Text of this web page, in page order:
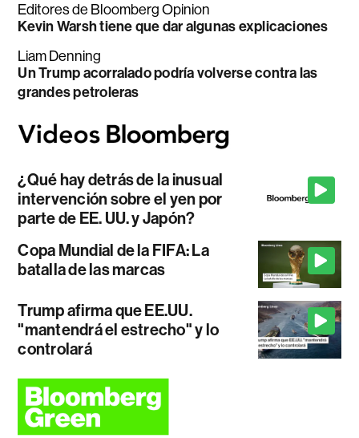
Editores de Bloomberg Opinion
Kevin Warsh tiene que dar algunas explicaciones
Liam Denning
Un Trump acorralado podría volverse contra las
grandes petroleras
¿Qué hay detrás de la inusual
intervención sobre el yen por
parte de EE. UU. y Japón?
Copa Mundial de la FIFA: La
batalla de las marcas
Trump afirma que EE.UU.
"mantendrá el estrecho" y lo
controlará